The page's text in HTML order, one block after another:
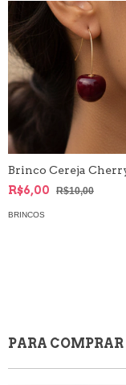
Brinco Cereja
R$6,00
R$10,00
BRINCOS
PARA